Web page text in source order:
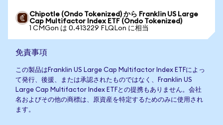
Chipotle (Ondo Tokenized) から Franklin US Large
Cap Multifactor Index ETF (Ondo Tokenized)
1 CMGon は 0.413229 FLQLon に相当
免責事項
この製品はFranklin US Large Cap Multifactor Index ETFによっ
て発行、後援、または承認されたものではなく、Franklin US
Large Cap Multifactor Index ETFとの提携もありません。会社
名およびその他の商標は、原資産を特定するためのみに使用され
ます。